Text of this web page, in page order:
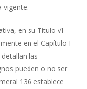
vigente.
en su Título VI
en el Capítulo I
las
pueden o no ser
136 establece